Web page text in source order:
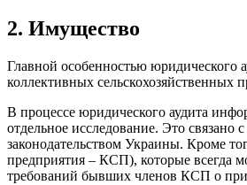
2. Имущество
Главной особенностью юридического
коллективных сельскохозяйственных
В процессе юридического аудита
отдельное исследование. Это
законодательством Украины. Кроме
предприятия – КСП), которые всегда
требований бывших членов КСП о